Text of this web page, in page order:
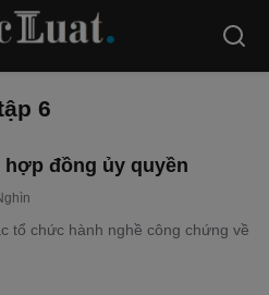
6
đồng ủy quyền
tổ chức hành nghề công chứng về